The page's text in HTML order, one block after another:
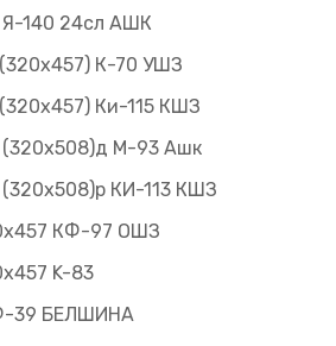
140 24сл АШК
К-70 УШЗ
Ки-115 КШЗ
М-93 Ашк
КИ-113 КШЗ
КФ-97 ОШЗ
K-83
39 БЕЛШИНА